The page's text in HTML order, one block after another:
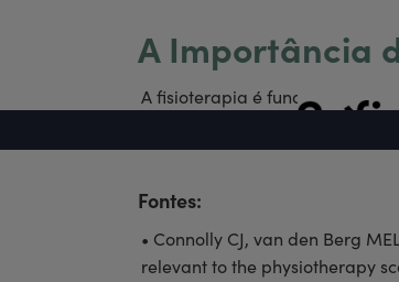
A Importância
A fisioterapia é fundamental
Fontes:
• Connolly CJ, van den Berg
relevant to the physiotherapy